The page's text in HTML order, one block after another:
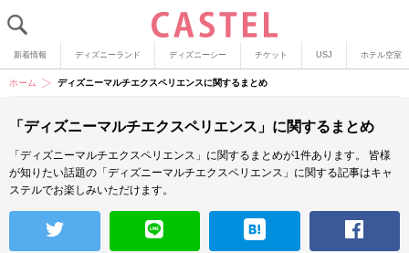
新着情報 ディズニーランド ディズニーシー チケット USJ ホテル空室
ホーム ディズニーマルチエクスペリエンスに関するまとめ
「ディズニーマルチエクスペリエンス」に関するまとめ
「ディズニーマルチエクスペリエンス」に関するまとめが1件あります。
皆様
が知りたい話題の「ディズニーマルチエクスペリエンス」に関する記事はキャ
ステルでお楽しみいただけます。